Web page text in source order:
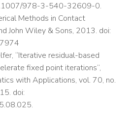
978-3-540-32609-0.
Methods in Contact
John Wiley & Sons, 2013. doi:
“Iterative residual-based
fixed point iterations”,
with Applications, vol. 70, no.
doi: